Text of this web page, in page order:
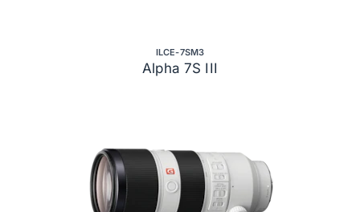
ILCE-7SM3
Alpha 7S III